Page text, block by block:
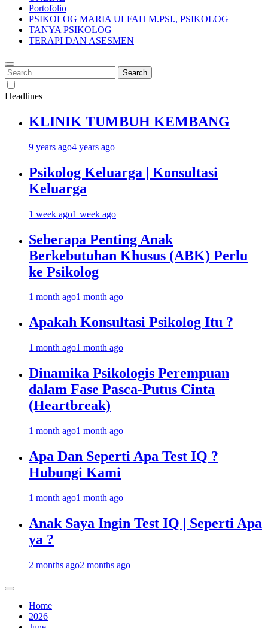
Portofolio
PSIKOLOG MARIA ULFAH M.PSI., PSIKOLOG
TANYA PSIKOLOG
TERAPI DAN ASESMEN
Search
for:
Headlines
KLINIK TUMBUH KEMBANG
9 years ago4 years ago
Psikolog Keluarga | Konsultasi
Keluarga
1 week ago1 week ago
Seberapa Penting Anak
Berkebutuhan Khusus (ABK) Perlu
ke Psikolog
1 month ago1 month ago
Apakah Konsultasi Psikolog Itu ?
1 month ago1 month ago
Dinamika Psikologis Perempuan
dalam Fase Pasca-Putus Cinta
(Heartbreak)
1 month ago1 month ago
Apa Dan Seperti Apa Test IQ ?
Hubungi Kami
1 month ago1 month ago
Anak Saya Ingin Test IQ | Seperti Apa
ya ?
2 months ago2 months ago
Home
2026